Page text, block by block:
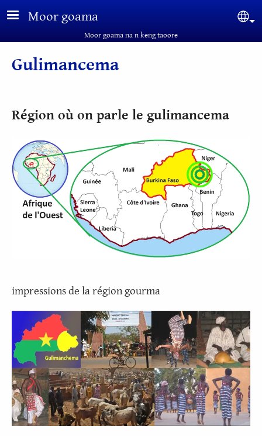
Aller au contenu principal
Moor goama
Moor goama na n keng taoore
Gulimancema
Région où on parle le gulimancema
impressions de la région gourma